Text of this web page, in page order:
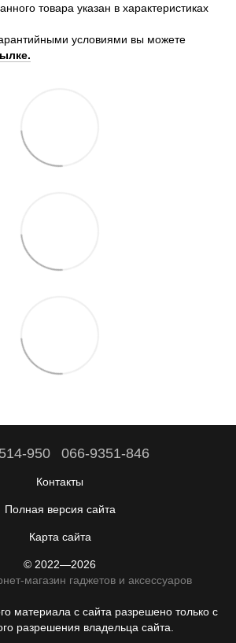
товара указан в характеристиках
условиями вы можете
950 066-9351-846
Контакты
Полная версия сайта
Карта сайта
© 2022—2026
магазин гаджетов и аксессуаров
материала с сайта разрешено только с
разрешения владельца сайта.